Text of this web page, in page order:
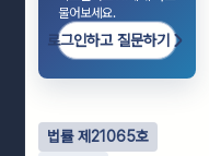
물어보세요.
로그인하고 질문하기
법률제 21065호